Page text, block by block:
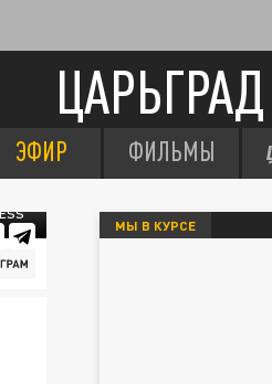
ЦАРЬГРАД
ЭФИР ФИЛЬМЫ
МЫ В КУРСЕ